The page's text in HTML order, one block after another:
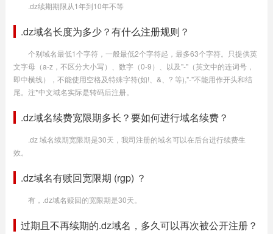
.dz续期期限从1年到10年不等
.dz域名长度为多少？有什么注册规则？
个别域名最低1个字符，一般最低2个字符起，最多63个字符。只提供英
文字母（a-z，不区分大小写）、数字（0-9）、以及"-"（英文中的连词号，
即中横线），不能使用空格及特殊字符(如!、&、? 等),"-"不能用作开头和结
尾。注*中文域名实际是转码后注册。
.dz域名续费宽限期多长？要如何进行域名续费？
.dz 域名续期宽限期是30天，我司注册的域名可以在后台进行续费生
效。
.dz域名有赎回宽限期 (rgp) ？
有，.dz域名赎回的宽限期是30天。
过期且不再续期的.dz域名，多久可以再次被公开注册？